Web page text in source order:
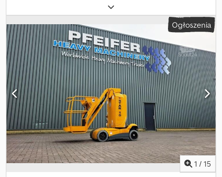
kg Wysokość robocza: 1.000 cm Wymiary przestrzeni ładunkowej:
270 x 99 x 199 cm Stan ogumienia przód: 80 Stan ogumienia tył:
80 Csdpoyxaqysfx Ac Eerf Maks. zasięg poziomy: 300 m Aby
uzyskać więcej informacji, skontaktuj się z PFEIFER GROUP.
Ogłoszenia
1 / 15